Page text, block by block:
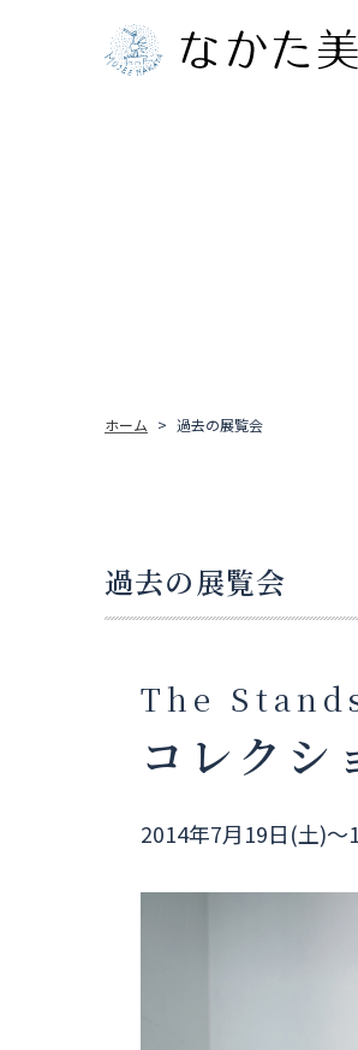
ホーム 過去の展覧会
過去の展覧会
The
コレク
2014年7月19日(土)～